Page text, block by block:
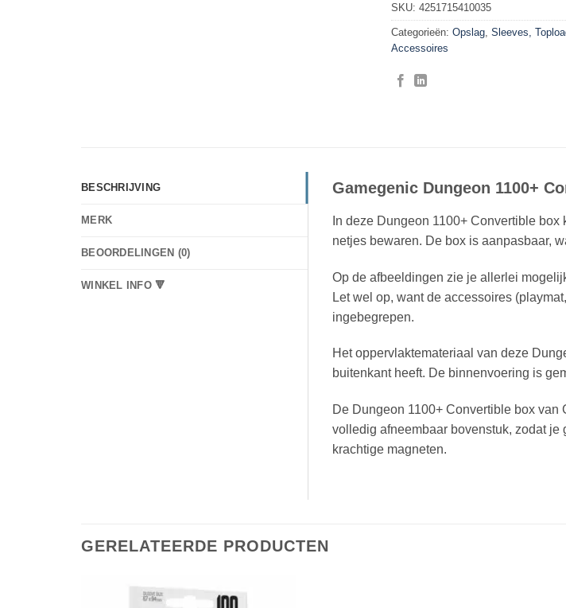
SKU: 4251715410035
Categorieën: Opslag Sleeves,
Accessoires
BESCHRIJVING
MERK
BEOORDELINGEN (0)
WINKEL INFO 🔻
Gamegenic Dungeon 1100+
In deze Dungeon 1100+ Convertible
netjes bewaren. De box is aanpasbaar,
Op de afbeeldingen zie je allerlei
Let wel op, want de accessoires
ingebegrepen.
Het oppervlaktemateriaal van deze
buitenkant heeft. De binnenvoering is
De Dungeon 1100+ Convertible box
volledig afneembaar bovenstuk, zodat
krachtige magneten.
GERELATEERDE PRODUCTEN